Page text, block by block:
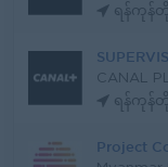
ရန်ကုန်တို
CANAL
ရန်ကုန်တို
Project